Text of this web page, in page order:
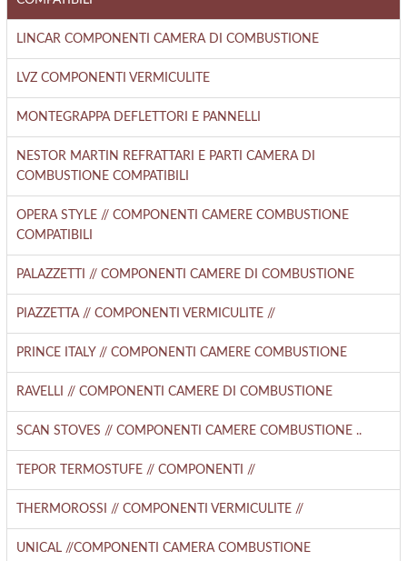
LINCAR COMPONENTI CAMERA DI COMBUSTIONE
LVZ COMPONENTI VERMICULITE
MONTEGRAPPA DEFLETTORI E PANNELLI
NESTOR MARTIN REFRATTARI E PARTI CAMERA DI
COMBUSTIONE COMPATIBILI
OPERA STYLE // COMPONENTI CAMERE COMBUSTIONE
COMPATIBILI
PALAZZETTI // COMPONENTI CAMERE DI COMBUSTIONE
PIAZZETTA // COMPONENTI VERMICULITE //
PRINCE ITALY // COMPONENTI CAMERE COMBUSTIONE
RAVELLI // COMPONENTI CAMERE DI COMBUSTIONE
SCAN STOVES // COMPONENTI CAMERE COMBUSTIONE ..
TEPOR TERMOSTUFE // COMPONENTI //
THERMOROSSI // COMPONENTI VERMICULITE //
UNICAL //COMPONENTI CAMERA COMBUSTIONE